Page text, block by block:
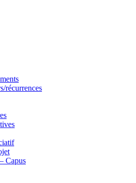
récurrences
Capus